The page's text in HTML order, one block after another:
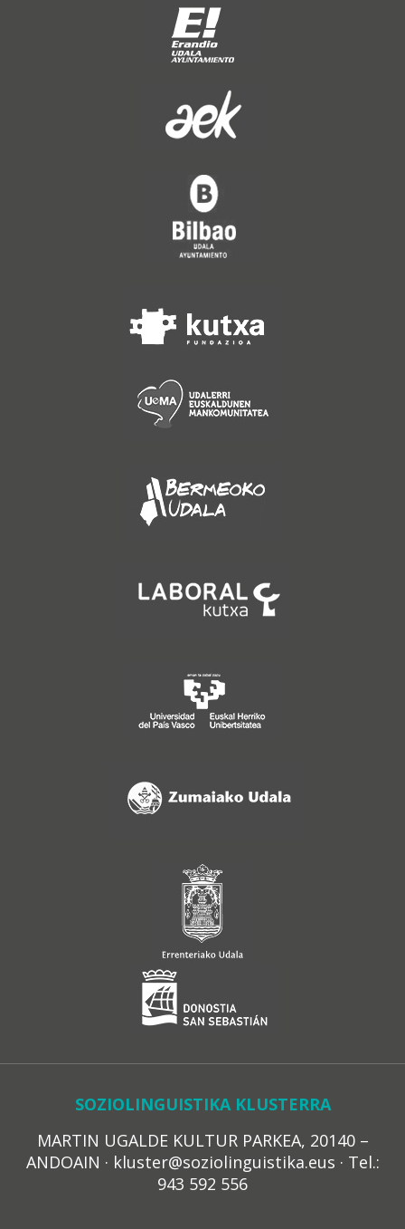
SOZIOLINGUISTIKA KLUSTERRA
MARTIN UGALDE KULTUR PARKEA, 20140 –
ANDOAIN · kluster@soziolinguistika.eus · Tel.:
943 592 556